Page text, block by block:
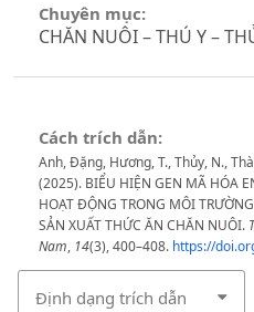
Chuyên mục:
CHĂN NUÔI – THÚ Y –
Cách trích dẫn:
Anh, Đặng, Hương, T., Thủy, N.,
(2025). BIỂU HIỆN GEN MÃ HÓA
HOẠT ĐỘNG TRONG MÔI
SẢN XUẤT THỨC ĂN CHĂN NUÔI.
Nam, 14(3), 400–408. https://
Định dạng trích dẫn